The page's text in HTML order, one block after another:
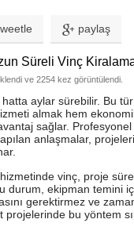
paylaş
ve 2254 kez görüntülendi.
hatta aylar sürebilir. Bu
almak hem
sağlar.
anlaşmalar,
vinç, proje
durum, ekipman temini
gerektirmez ve
bu yöntem